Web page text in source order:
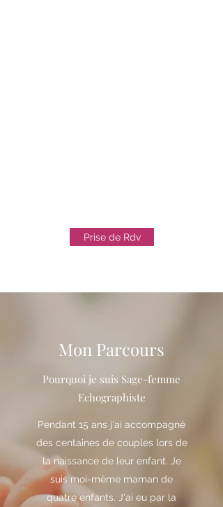
Prise de Rdv
Mon Parcours
Pourquoi je suis Sage-femme
Echographiste
Pendant 15 ans j'ai accompagné
des centaines de couples lors de
la naissance de leur enfant. Je
suis moi-même maman de
quatre enfants. J'ai eu par la